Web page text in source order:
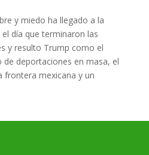
y miedo ha llegado a la
día que terminaron las
y resulto Trump como el
de deportaciones en masa, el
mexicana y un